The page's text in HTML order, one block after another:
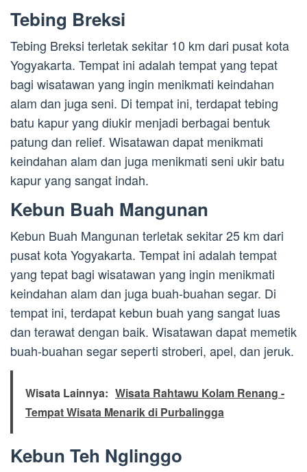
Tebing Breksi
Tebing Breksi terletak sekitar 10 km dari pusat kota
Yogyakarta. Tempat ini adalah tempat yang tepat
bagi wisatawan yang ingin menikmati keindahan
alam dan juga seni. Di tempat ini, terdapat tebing
batu kapur yang diukir menjadi berbagai bentuk
patung dan relief. Wisatawan dapat menikmati
keindahan alam dan juga menikmati seni ukir batu
kapur yang sangat indah.
Kebun Buah Mangunan
Kebun Buah Mangunan terletak sekitar 25 km dari
pusat kota Yogyakarta. Tempat ini adalah tempat
yang tepat bagi wisatawan yang ingin menikmati
keindahan alam dan juga buah-buahan segar. Di
tempat ini, terdapat kebun buah yang sangat luas
dan terawat dengan baik. Wisatawan dapat memetik
buah-buahan segar seperti stroberi, apel, dan jeruk.
Wisata Lainnya: Wisata Rahtawu Kolam Renang -
Tempat Wisata Menarik di Purbalingga
Kebun Teh Nglinggo